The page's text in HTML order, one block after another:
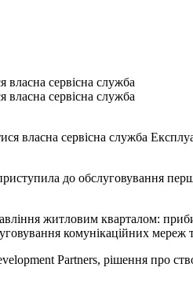
сервісна служба
сервісна служба
до обслуговування
житловим кварталом:
комунікаційних мереж
Partners, рішення про